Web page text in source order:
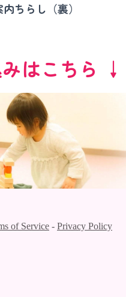
内ちらし（裏）
はこちら ↓